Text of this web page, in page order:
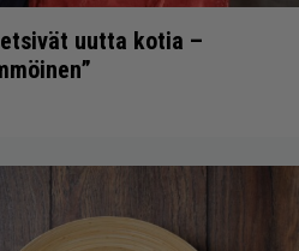
uutta kotia –